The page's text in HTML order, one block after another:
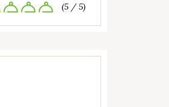
(5 / 5)